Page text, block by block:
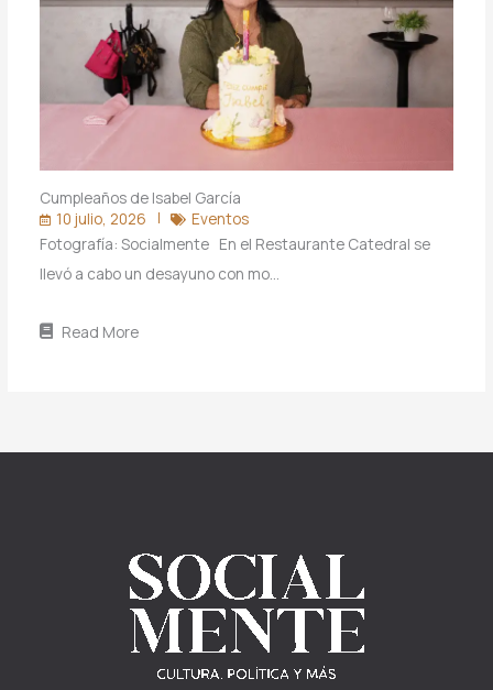
Cumpleaños de Isabel García
10 julio, 2026
Eventos
Fotografía: Socialmente En el Restaurante Catedral se
llevó a cabo un desayuno con mo…
Read More